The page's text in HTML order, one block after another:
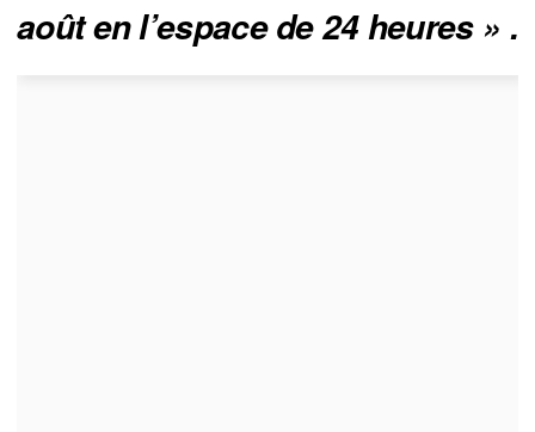
août en l’espace de 24 heures » .